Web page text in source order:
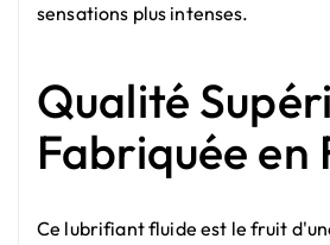
sensations plus intenses.
Qualité
Fabriquée en
Ce lubrifiant fluide est le fruit